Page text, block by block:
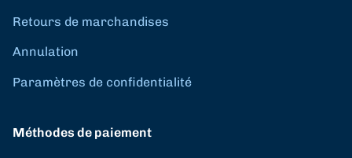
Retours de marchandises
Annulation
Paramètres de confidentialité
Méthodes de paiement